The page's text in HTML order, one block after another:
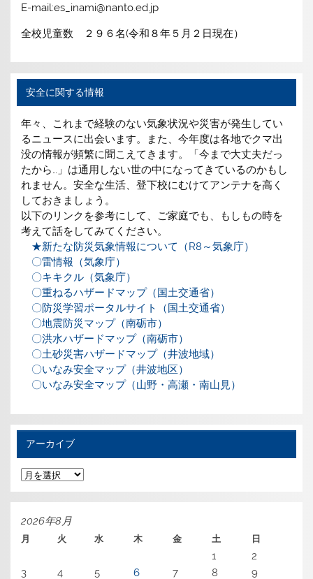
E-mail:es_inami@nanto.ed.jp
全校児童数 ２９６名(令和８年５月２日現在）
安全に関する情報
年々、これまで経験のない気象状況や災害が発生してい
るニュースに出会います。また、今年度は各地でクマ出
没の情報が頻繁に聞こえてきます。「今まで大丈夫だっ
たから…」は通用しない世の中になってきているのかもし
れません。安全な生活、登下校にむけてアンテナを高く
しておきましょう。
以下のリンクを参考にして、ご家庭でも、もしもの時を
考えて話をしてみてください。
★新たな防災気象情報について（R8～気象庁）
〇雷情報（気象庁）
〇キキクル（気象庁）
〇重ねるハザードマップ（国土交通省）
〇防災学習ポータルサイト（国土交通省）
〇地震防災マップ（南砺市）
〇洪水ハザードマップ（南砺市）
〇土砂災害ハザードマップ（井波地域）
〇いなみ安全マップ（井波地区）
〇いなみ安全マップ（山野・高瀬・南山見）
アーカイブ
ア
ー
カ
イ
2026年8月
月 火 水 木 金 土 日
1
2
3
4 5 6 7 8 9